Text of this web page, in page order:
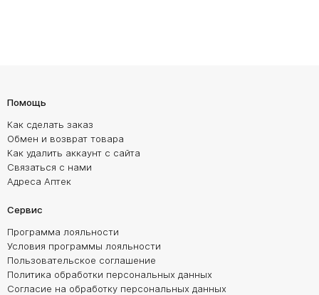
Помощь
Как сделать заказ
Обмен и возврат товара
Как удалить аккаунт с сайта
Связаться с нами
Адреса Аптек
Сервис
Программа лояльности
Условия программы лояльности
Пользовательское соглашение
Политика обработки персональных данных
Согласие на обработку персональных данных